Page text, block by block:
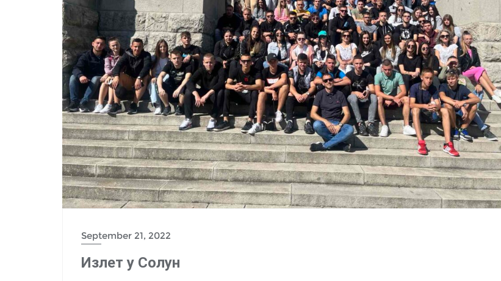
September 21, 2022
Излет у Солун